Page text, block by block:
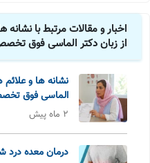
اخبار و مقالات مرتبط با
از زبان دکتر الماسی فوق
نشانه ها و
الماسی فوق
2 ماه پیش
درمان معده درد